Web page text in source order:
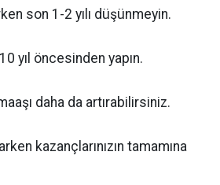
son 1-2 yılı düşünmeyin.
yıl öncesinden yapın.
daha da artırabilirsiniz.
kazançlarınızın tamamına